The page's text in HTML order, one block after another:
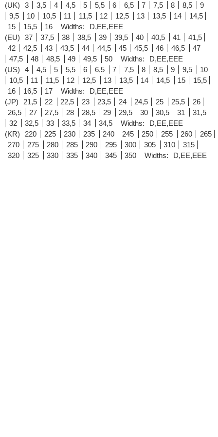
(UK) 3 3,5 4 4,5 5 5,5 6 6,5 7 7,5 8 8,5
9
9,5
10 10,5 11 11,5 12 12,5 13 13,5 14
14,5
15
15,5 16 Widths:
D,EE,EEE
(EU)
37 37,5 38 38,5 39 39,5 40 40,5 41
41,5
42
42,5 43 43,5 44 44,5 45 45,5 46 46,5
47
47,5
48 48,5 49 49,5 50 Widths:
D,EE,EEE
(US)
4 4,5 5 5,5 6 6,5 7 7,5 8 8,5 9 9,5
10
10,5
11 11,5 12 12,5 13 13,5 14 14,5 15
15,5
16
16,5 17 Widths:
D,EE,EEE
(JP)
21,5 22 22,5 23 23,5 24 24,5 25 25,5
26
26,5
27 27,5 28 28,5 29 29,5 30 30,5 31
31,5
32
32,5 33 33,5 34 34,5 Widths:
D,EE,EEE
(KR)
220 225 230 235 240 245 250 255 260
265
270
275 280 285 290 295 300 305 310
315
320
325 330 335 340 345 350 Widths: D,EE,EEE